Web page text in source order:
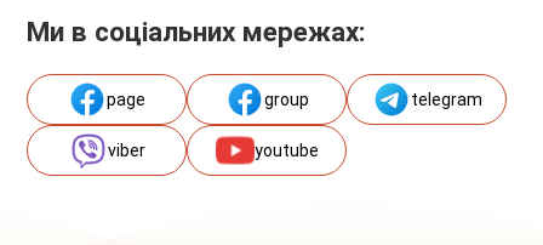
Ми в соціальних мережах:
page group telegram
viber youtube